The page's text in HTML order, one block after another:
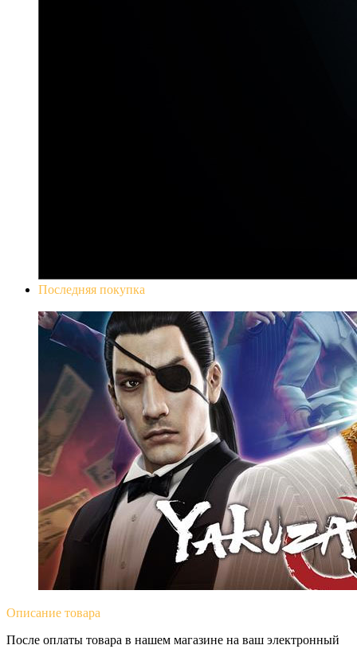
Последняя покупка
Описание товара
После оплаты товара в нашем магазине на ваш электронный